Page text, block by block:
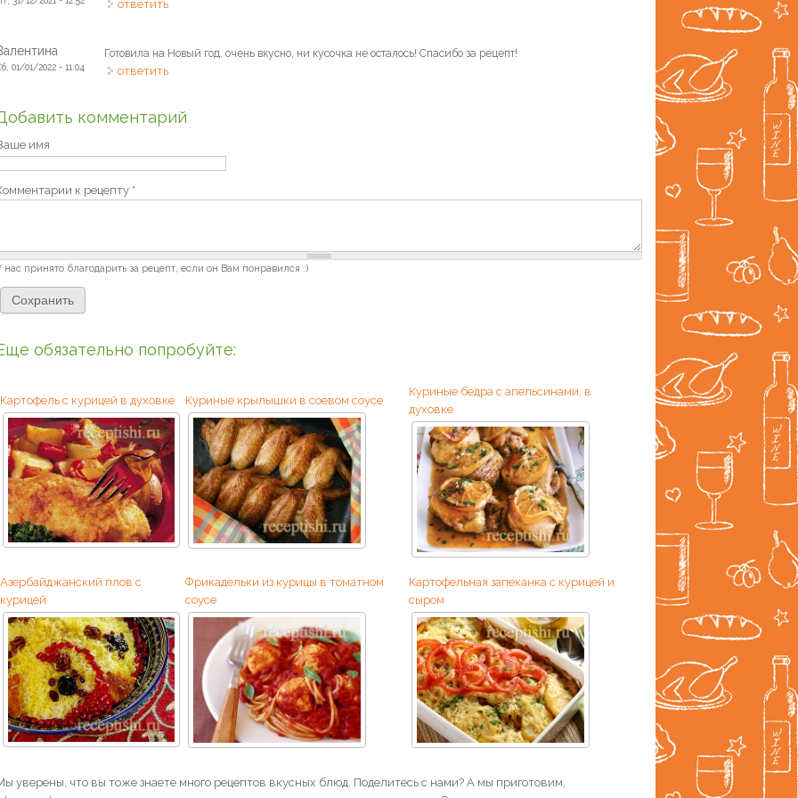
ответить
01/01/2022 - 11:04
Готовила на Новый год, очень вкусно, ни кусочка не осталось! Спасибо за рецепт!
ответить
комментарий
имя
к рецепту *
нас принято благодарить за рецепт, если он Вам понравился :)
обязательно попробуйте:
Картофель с курицей в духовке Куриные крылышки в соевом соусе
Куриные бедра с апельсинами, в
духовке
Азербайджанский плов с
курицей
Фрикадельки из курицы в томатном
соусе
Картофельная запеканка с курицей и
сыром
уверены, что вы тоже знаете много рецептов вкусных блюд. Поделитесь с нами? А мы приготовим,